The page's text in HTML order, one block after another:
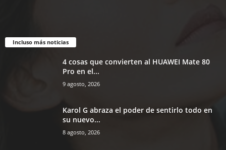
Incluso más noticias
4 cosas que convierten al HUAWEI Mate 80
Pro en el...
9 agosto, 2026
Karol G abraza el poder de sentirlo todo en
su nuevo...
8 agosto, 2026